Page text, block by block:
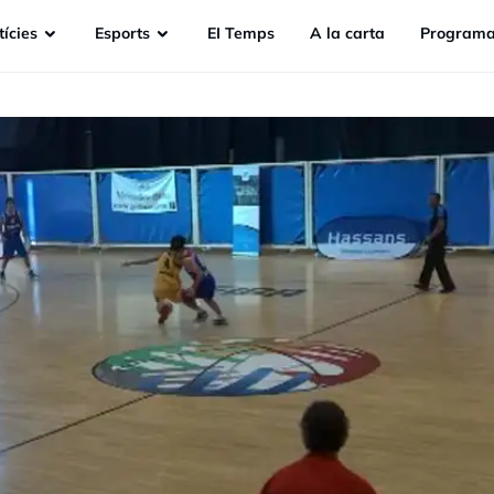
Esports EI Temps A la carta